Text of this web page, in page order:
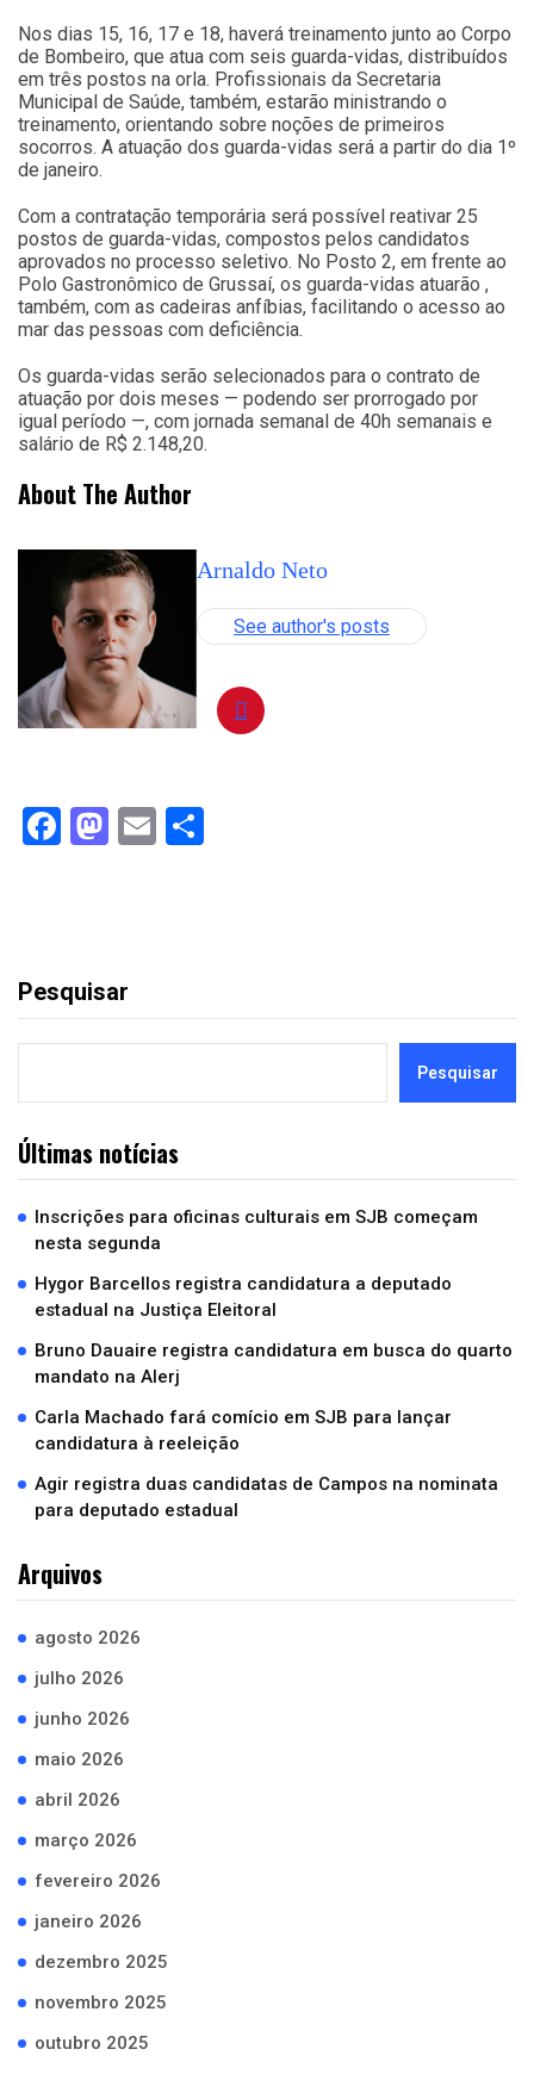
Nos dias 15, 16, 17 e 18, haverá treinamento junto ao Corpo
de Bombeiro, que atua com seis guarda-vidas, distribuídos
em três postos na orla. Profissionais da Secretaria
Municipal de Saúde, também, estarão ministrando o
treinamento, orientando sobre noções de primeiros
socorros. A atuação dos guarda-vidas será a partir do dia 1º
de janeiro.
Com a contratação temporária será possível reativar 25
postos de guarda-vidas, compostos pelos candidatos
aprovados no processo seletivo. No Posto 2, em frente ao
Polo Gastronômico de Grussaí, os guarda-vidas atuarão ,
também, com as cadeiras anfíbias, facilitando o acesso ao
mar das pessoas com deficiência.
Os guarda-vidas serão selecionados para o contrato de
atuação por dois meses — podendo ser prorrogado por
igual período —, com jornada semanal de 40h semanais e
salário de R$ 2.148,20.
About The Author
Arnaldo Neto
See author's posts
Facebook
Mastodon
Email
Pesquisar
Pesquisar
Últimas notícias
Inscrições para oficinas culturais em SJB começam
nesta segunda
Hygor Barcellos registra candidatura a deputado
estadual na Justiça Eleitoral
Bruno Dauaire registra candidatura em busca do quarto
mandato na Alerj
Carla Machado fará comício em SJB para lançar
candidatura à reeleição
Agir registra duas candidatas de Campos na nominata
para deputado estadual
Arquivos
agosto 2026
julho 2026
junho 2026
maio 2026
abril 2026
março 2026
fevereiro 2026
janeiro 2026
dezembro 2025
novembro 2025
outubro 2025